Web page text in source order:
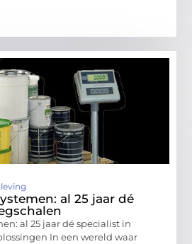
al 25 jaar dé
al 25 jaar dé specialist in
In een wereld waar